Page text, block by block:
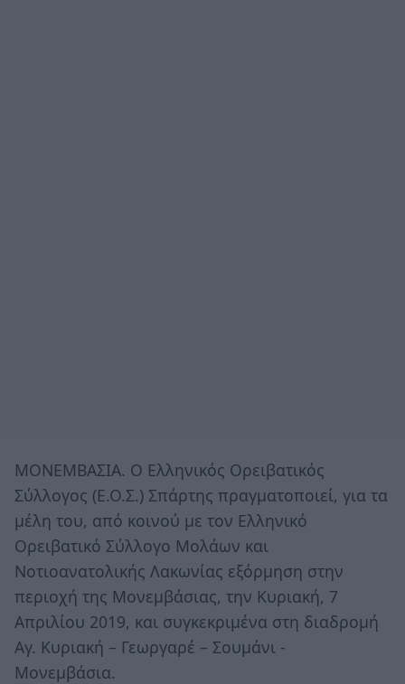
ΜΟΝΕΜΒΑΣΙΑ. Ο Ελληνικός Ορειβατικός
Σύλλογος (Ε.Ο.Σ.) Σπάρτης πραγματοποιεί, για τα
μέλη του, από κοινού με τον Ελληνικό
Ορειβατικό Σύλλογο Mολάων και
Νοτιοανατολικής Λακωνίας εξόρμηση στην
περιοχή της Μονεμβάσιας, την Κυριακή, 7
Απριλίου 2019, και συγκεκριμένα στη διαδρομή
Αγ. Κυριακή – Γεωργαρέ – Σουμάνι -
Μονεμβάσια.